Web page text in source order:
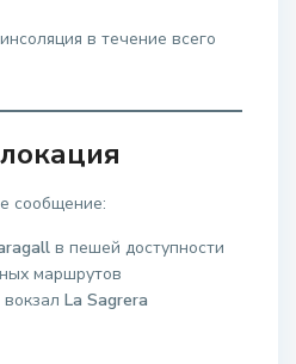
в течение всего
сообщение:
в пешей доступности
маршрутов
La Sagrera